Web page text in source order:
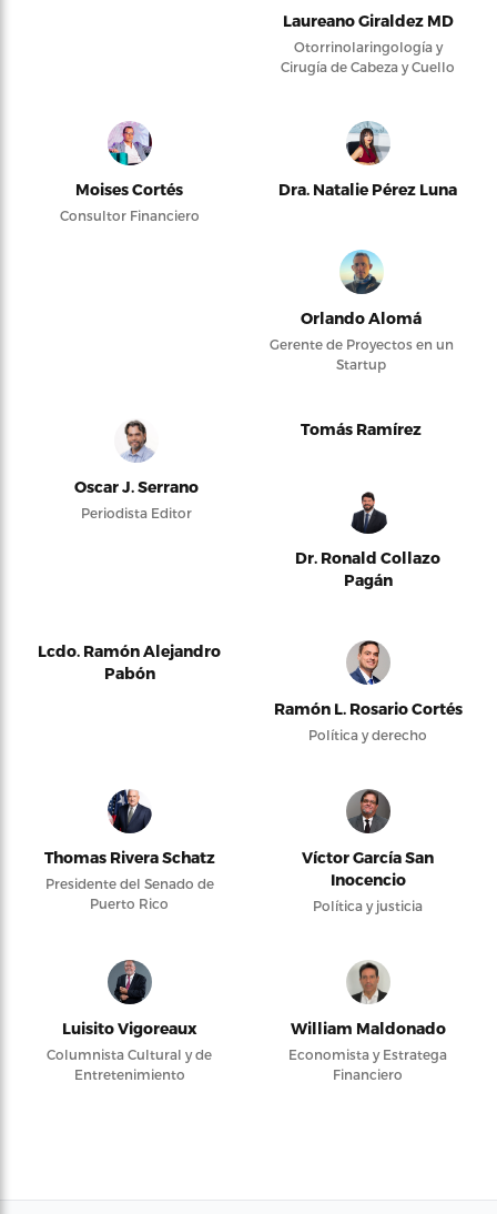
Laureano Giraldez MD
Otorrinolaringología y
Cirugía de Cabeza y Cuello
Moises Cortés
Consultor Financiero
Dra. Natalie Pérez Luna
Orlando Alomá
Gerente de Proyectos en un
Startup
Oscar J. Serrano
Periodista Editor
Tomás Ramírez
Dr. Ronald Collazo
Pagán
Lcdo. Ramón Alejandro
Pabón
Ramón L. Rosario Cortés
Política y derecho
Thomas Rivera Schatz
Presidente del Senado de
Puerto Rico
Víctor García San
Inocencio
Política y justicia
Luisito Vigoreaux
Columnista Cultural y de
Entretenimiento
William Maldonado
Economista y Estratega
Financiero